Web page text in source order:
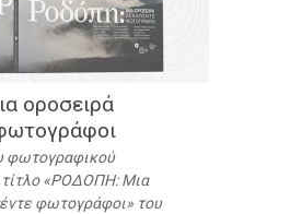
οροσειρά
φωτογραφικού
«ΡΟΔΟΠΗ: Μια
φωτογράφοι» του